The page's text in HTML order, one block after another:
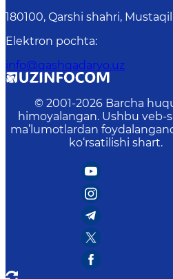
180100, Qаrshi shаhri,
Elektron pochta:
info@qashqadaryo.uz
© 2001-2026 Barcha
himoyalangan. Ushbu veb-
ma’lumotlardan
ko‘rsatilishi shart.